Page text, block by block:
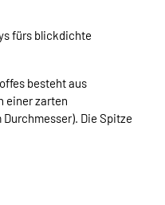
fürs blickdichte
besteht aus
einer zarten
Die Spitze